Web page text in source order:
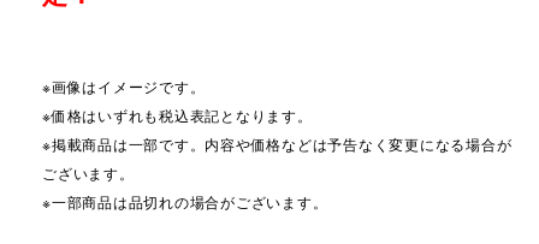
※画像はイメージです。
※価格はいずれも税込表記となります。
※掲載商品は一部です。内容や価格などは予告なく変更になる場合が
ございます。
※一部商品は品切れの場合がございます。